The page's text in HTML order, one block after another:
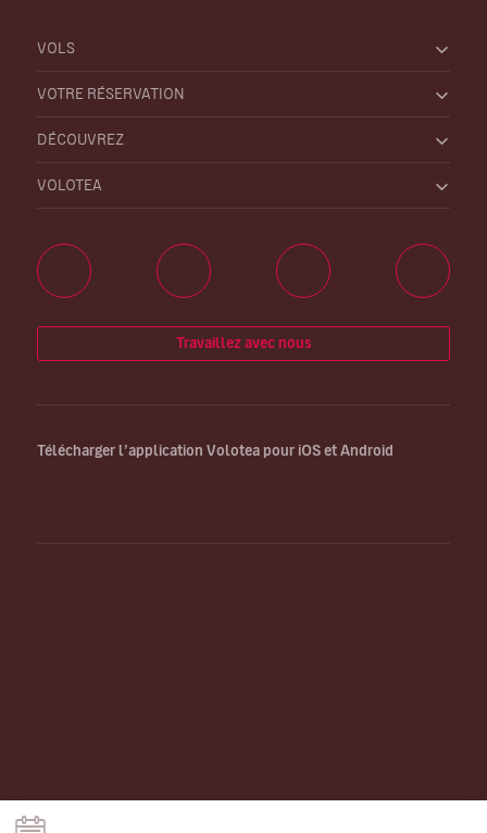
VOLS
VOTRE RÉSERVATION
DÉCOUVREZ
VOLOTEA
Travaillez avec nous
Télécharger l’application Volotea pour iOS et Android